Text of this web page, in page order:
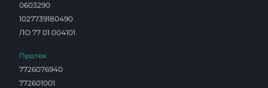
0603290
1027739180490
ЛО 77 01 004101
Протек
7726076940
772601001